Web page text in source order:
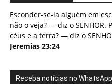
Esconder-se-ia alguém em
não o veja? — diz o SENHOR.
céus e a terra? — diz o
Jeremias 23:24
Receba notícias no WhatsApp